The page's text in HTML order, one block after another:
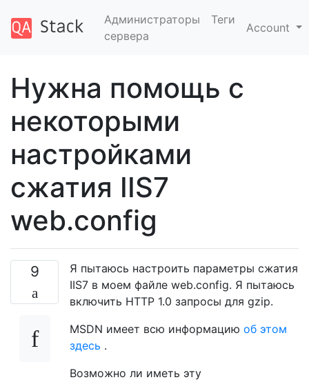
Администраторы
сервера
Теги
Account
Нужна помощь с
некоторыми
настройками
сжатия IIS7
web.config
9
Я пытаюсь настроить параметры сжатия
IIS7 в моем файле web.config. Я пытаюсь
включить HTTP 1.0 запросы для gzip.
MSDN имеет всю информацию об этом
здесь .
Возможно ли иметь эту